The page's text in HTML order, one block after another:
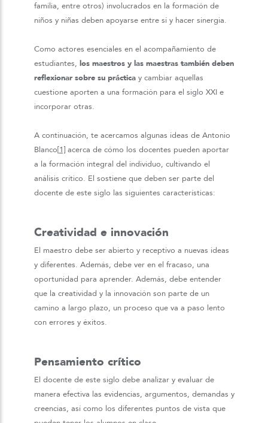
familia, entre otros) involucrados en la formación de
niños y niñas deben apoyarse entre sí y hacer sinergia.
Como actores esenciales en el acompañamiento de
estudiantes, los maestros y las maestras también deben
reflexionar sobre su prácticay cambiar aquellas
cuestione aporten a una formación para el siglo XXI e
incorporar otras.
A continuación, te acercamos algunas ideas de Antonio
Blanco[1]acerca de cómo los docentes pueden aportar
a la formación integral del individuo, cultivando el
análisis crítico. El sostiene que deben ser parte del
docente de este siglo las siguientes características:
Creatividad e innovación
El maestro debe ser abierto y receptivo a nuevas ideas
y diferentes. Además, debe ver en el fracaso, una
oportunidad para aprender. Además, debe entender
que la creatividad y la innovación son parte de un
camino a largo plazo, un proceso que va a paso lento
con errores y éxitos.
Pensamiento crítico
El docente de este siglo debe analizar y evaluar de
manera efectiva las evidencias, argumentos, demandas y
creencias, así como los diferentes puntos de vista que